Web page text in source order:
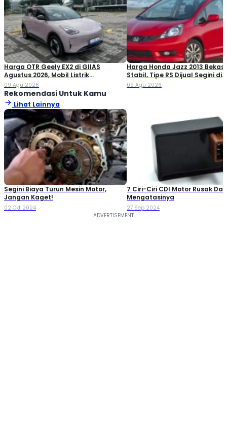
Harga OTR Geely EX2 di GIIAS
Agustus 2026, Mobil Listrik
Penantang BYD Atto 1
09 Agu 2026
Harga Honda Jazz 2013 Bekas
Stabil, Tipe RS Dijual Segini di
Pasaran!
09 Agu 2026
Rekomendasi Untuk Kamu
Lihat Lainnya
Segini Biaya Turun Mesin Motor,
Jangan Kaget!
02 Okt 2024
7 Ciri-Ciri CDI Motor Rusak
Mengatasinya
27 Sep 2024